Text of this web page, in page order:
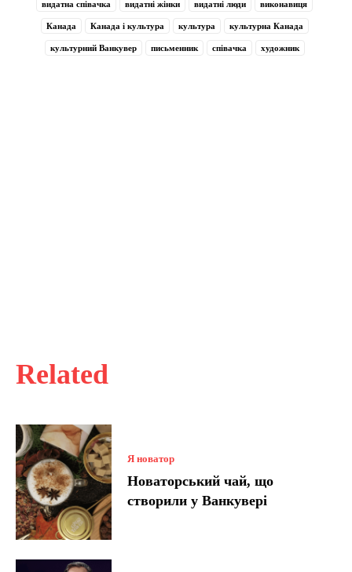
Related
Я новатор
Новаторський чай, що
створили у Ванкувері
видатна співачка видатні жінки видатні люди виконавиця
Канада Канада і культура культура культурна Канада
культурний Ванкувер письменник співачка художник